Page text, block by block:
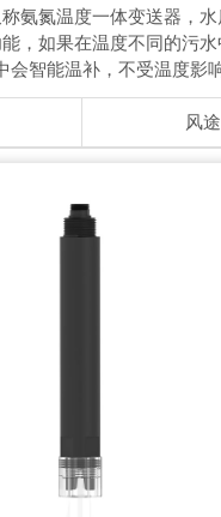
氨氮温度一体变送器，
，如果在温度不同的污
会智能温补，不受温度影响
风途